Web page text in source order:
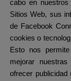
cabo en
Sitios Web, sus
de Facebook
cookies o
Esto nos
mejorar
ofrecer